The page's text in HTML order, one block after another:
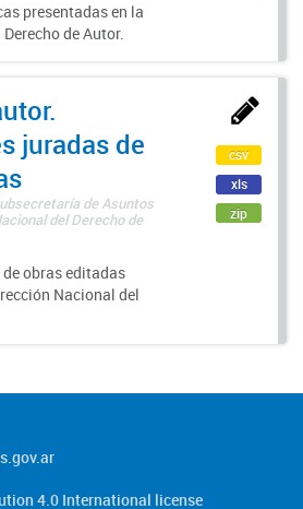
presentadas en la
de Autor.
juradas de
de Asuntos
del Derecho de
obras editadas
Nacional del
csv
xls
zip
4.0 International license